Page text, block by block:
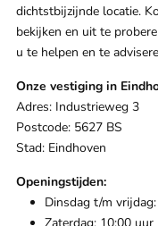
dichtstbijzijnde locatie.
bekijken en uit te
u te helpen en te
Onze vestiging in
Adres: Industrieweg 3
Postcode: 5627 BS
Stad: Eindhoven
Openingstijden:
Dinsdag t/m
Zaterdag: 10:00